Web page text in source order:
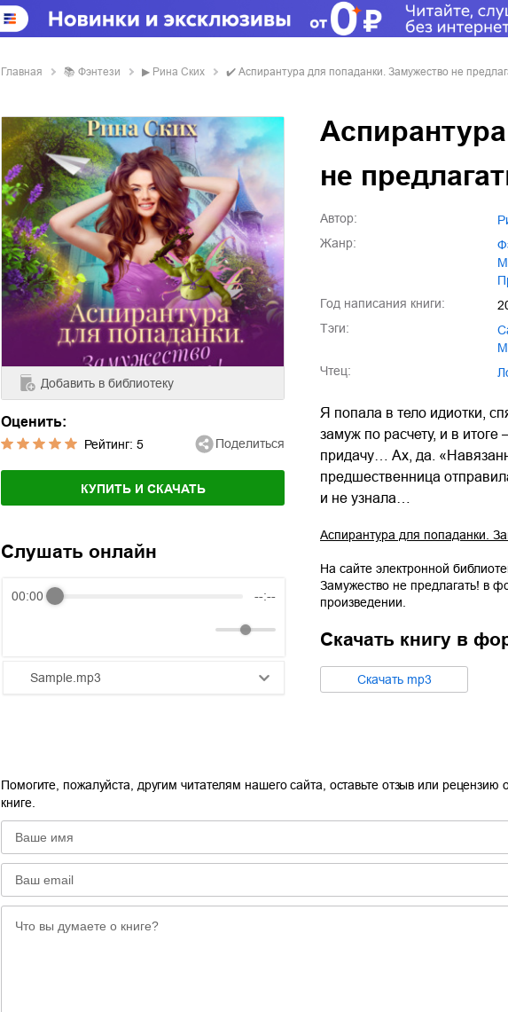
Главная 📚 фэнтези ▶ Рина Ских ✔️ Аспирантура для попаданки. Замужество не
Добавить в библиотеку
Оценить:
Рейтинг: 5 Поделиться
КУПИТЬ И СКАЧАТЬ
Слушать онлайн
00:00 --:--
Sample.mp3
не
Автор:
Жанр:
Год написания книги:
Тэги:
Чтец:
Я попала в тело идиотки,
замуж по расчету, и в
придачу… Ах, да.
предшественница
и не узнала…
Аспирантура для попаданки.
На сайте электронной
Замужество не предлагать! в
произведении.
Скачать книгу в
Cкачать mp3
Помогите, пожалуйста, другим читателям нашего сайта, оставьте отзыв или рецензию
книге.